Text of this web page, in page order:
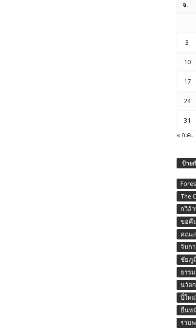
จ.
3
10
17
24
31
« ก.ค.
ป้าย
The
กวีล้
ขอคื
คณะ
จิบกา
ชัยภู
ธรร
นวัต
ปี๋ให
ยื่นห
รวม